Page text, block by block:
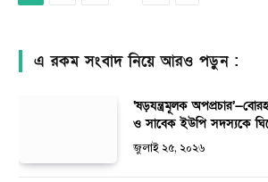
এ রকম সংবাদ নিয়ে আরও পড়ুন :
‘ষড়যন্ত্রমূলক
ও সাবেক ইউপি সদস্যকে
জুলাই ২৫, ২০২৬